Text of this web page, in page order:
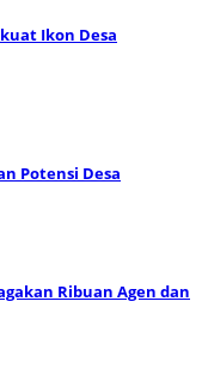
Ikon Desa
Potensi Desa
Ribuan Agen dan